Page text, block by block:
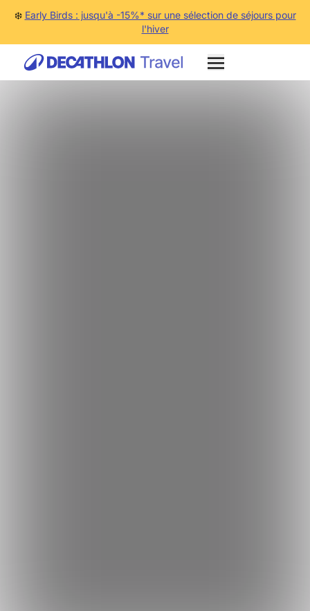
❄️ Early Birds : jusqu'à -15%* sur une sélection de séjours pour
l'hiver